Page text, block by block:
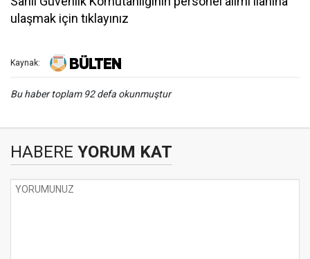
ulaşmak için tıklayınız
Kaynak:
Bu haber toplam 92 defa okunmuştur
HABERE YORUM KAT